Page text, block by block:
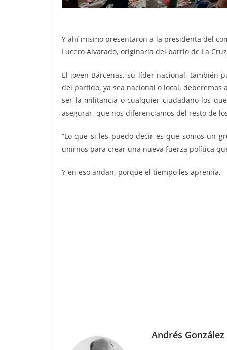
Y ahí mismo presentaron a la presidenta del
Lucero Alvarado, originaria del barrio de La
El joven Bárcenas, su líder nacional, también
del partido, ya sea nacional o local,
ser la militancia o cualquier ciudadano los
asegurar, que nos diferenciamos del resto de
“Lo que si les puedo decir es que somos un
unirnos para crear una nueva fuerza política
Y en eso andan, porque el tiempo les apremia.
Andrés